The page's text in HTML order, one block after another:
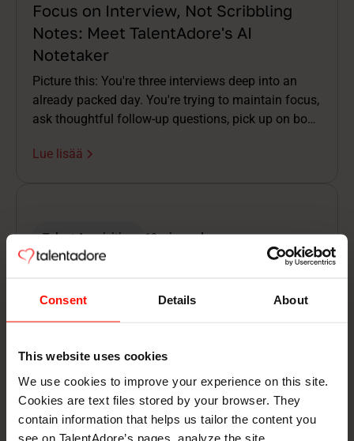
Consent Details About
This website uses cookies
We use cookies to improve your experience on this site.
Cookies are text files stored by your browser. They
contain information that helps us tailor the content you
see on TalentAdore’s pages, analyze the site
Focus on Interview, Not Scribbling
Notes: Meet TalentAdore's AI
Notetaker
Picture this: You're three interviews deep into an
already packed day. You're trying to maintain focus,
ask thoughtful follow-up questions, pick up on body
Lue lisää
Talent Acquisition 19 min read
2026
Kysymys ei ole enää siitä, muuttuuko rekrytointinne,
jalkoihin.
Lue lisää